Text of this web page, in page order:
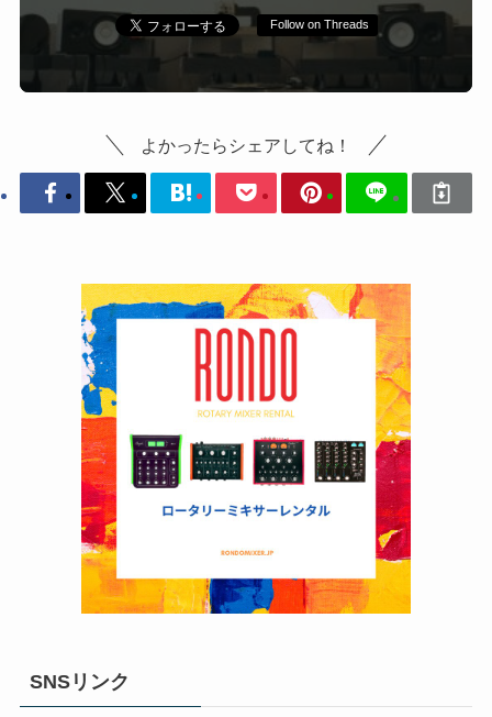
Follow on Threads
よかったらシェアしてね！
SNSリンク